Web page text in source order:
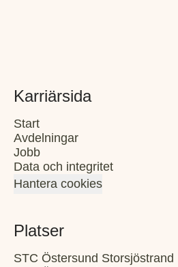
Karriärsida
Start
Avdelningar
Jobb
Data och integritet
Hantera cookies
Platser
STC Östersund Storsjöstrand